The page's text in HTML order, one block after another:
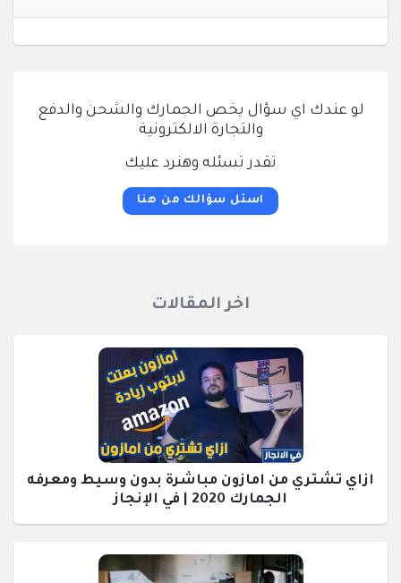
لو عندك اي سؤال يخص الجمارك والشحن والدفع
والتجارة الالكترونية
تقدر تسئله وهنرد عليك
اسئل سؤالك من هنا
اخر المقالات
ازاي تشتري من امازون مباشرة بدون وسيط ومعرفه
الجمارك 2020 | في الإنجاز